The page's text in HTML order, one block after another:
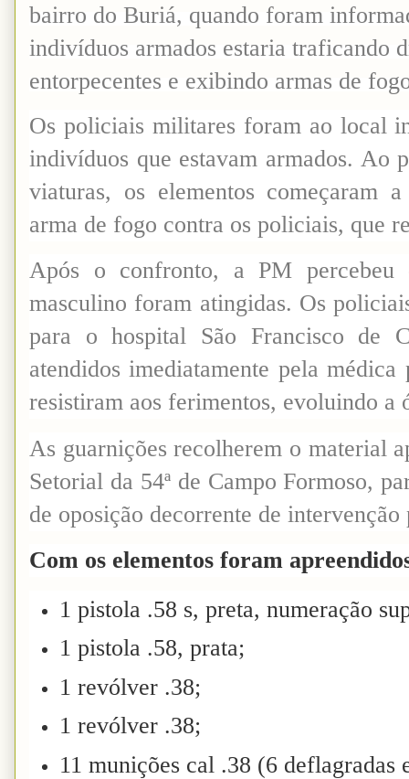
bairro do Buriá, quando foram
indivíduos armados estaria traficando
entorpecentes e exibindo armas de
Os policiais militares foram ao local
indivíduos que estavam armados. Ao
viaturas, os elementos começaram
arma de fogo contra os policiais, que
Após o confronto, a PM percebeu
masculino foram atingidas. Os
para o hospital São Francisco de
atendidos imediatamente pela
resistiram aos ferimentos, evoluindo a
As guarnições recolherem o material
Setorial da 54ª de Campo Formoso,
de oposição decorrente de
Com os elementos foram
1 pistola .58 s, preta, numeração
1 pistola .58, prata;
1 revólver .38;
1 revólver .38;
11 munições cal .38 (6 deflagradas